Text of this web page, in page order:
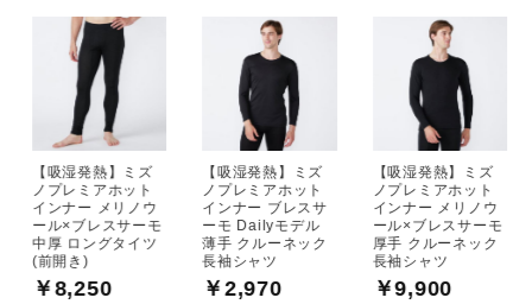
【吸湿発熱】ミズ
ノプレミアホット
インナー メリノウ
ール×ブレスサーモ
中厚 ロングタイツ
(前開き)
￥8,250
【吸湿発熱】ミズ
ノプレミアホット
インナー ブレスサ
ーモ Dailyモデル
薄手 クルーネック
長袖シャツ
￥2,970
【吸湿発熱】ミズ
ノプレミアホット
インナー メリノウ
ール×ブレスサーモ
厚手 クルーネック
長袖シャツ
￥9,900